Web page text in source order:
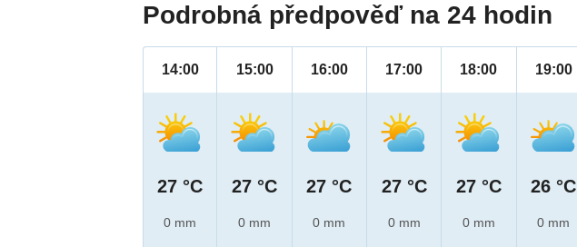
Podrobná předpověď na 24 hodin
14:00
27 °C
0 mm
15:00
27 °C
0 mm
16:00
27 °C
0 mm
17:00
27 °C
0 mm
18:00
27 °C
0 mm
19:00
26 °C
0 mm